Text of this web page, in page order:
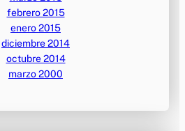
febrero 2015
enero 2015
diciembre 2014
octubre 2014
marzo 2000